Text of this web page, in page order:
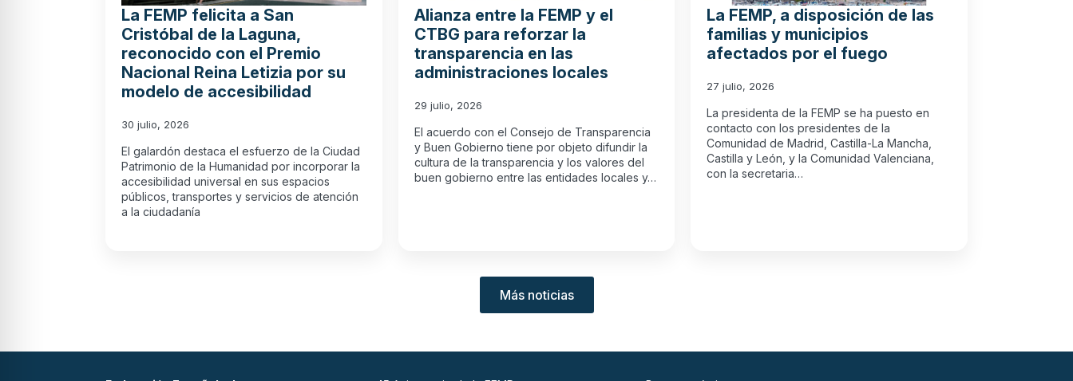
La FEMP felicita a San
Cristóbal de la Laguna,
reconocido con el Premio
Nacional Reina Letizia por su
modelo de accesibilidad
30 julio, 2026
El galardón destaca el esfuerzo de la Ciudad
Patrimonio de la Humanidad por incorporar la
accesibilidad universal en sus espacios
públicos, transportes y servicios de atención
a la ciudadanía
Alianza entre la FEMP y el
CTBG para reforzar la
transparencia en las
administraciones locales
29 julio, 2026
El acuerdo con el Consejo de Transparencia
y Buen Gobierno tiene por objeto difundir la
cultura de la transparencia y los valores del
buen gobierno entre las entidades locales y…
La FEMP, a disposición de las
familias y municipios
afectados por el fuego
27 julio, 2026
La presidenta de la FEMP se ha puesto en
contacto con los presidentes de la
Comunidad de Madrid, Castilla-La Mancha,
Castilla y León, y la Comunidad Valenciana,
con la secretaria…
Más noticias